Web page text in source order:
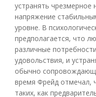
устранять чрезмерное
напряжение
уровне. В
предполагается, что
различные
удовольствия, и
обычно
время Фрейд отмечал,
таких, как